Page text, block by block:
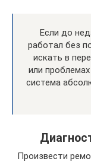
Если до
работал без
искать в
или
система
Произвести